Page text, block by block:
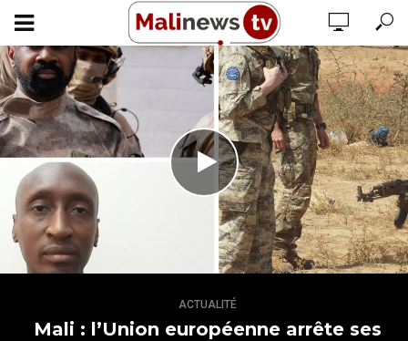
ACTUALITÉ
Mali : l’Union européenne arrête ses